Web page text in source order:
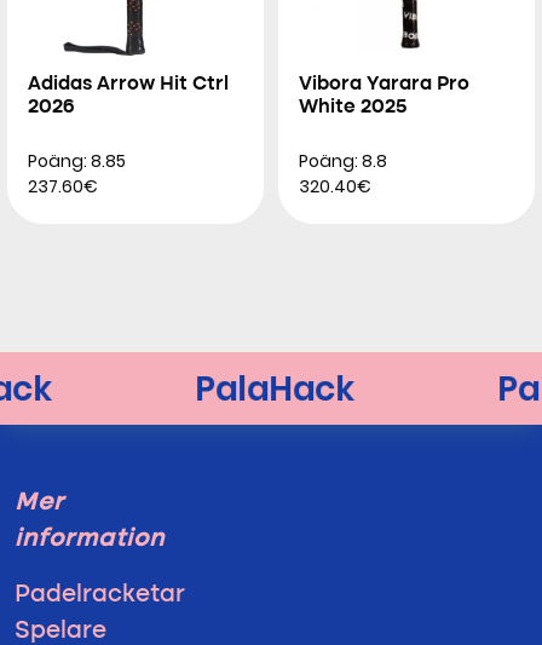
Adidas Arrow Hit Ctrl
2026
Poäng: 8.85
237.60€
Vibora Yarara Pro
White 2025
Poäng: 8.8
320.40€
Mer
information
Padelracketar
Spelare